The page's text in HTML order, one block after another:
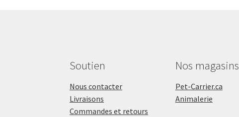
Soutien
Nous contacter
Livraisons
Commandes et retours
Nos magasins
Pet-Carrier.ca
Animalerie